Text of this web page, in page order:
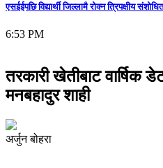
एसईईपछि विद्यार्थी जिल्लामै रोक्न त्रिपक्षीय
6:53 PM
तरकारी खेतीबाट वार्षिक
मनबहादुर शाही
अर्जुन बोहरा